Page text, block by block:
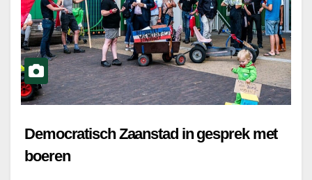
Democratisch Zaanstad in gesprek met
boeren